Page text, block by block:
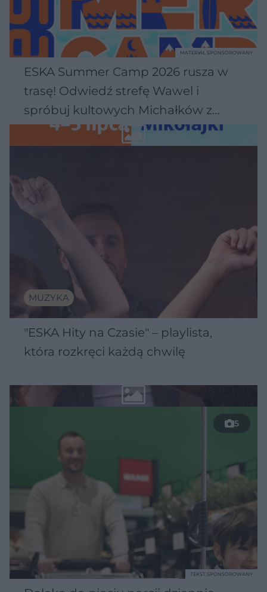
ESKA Summer Camp 2026 rusza w
trasę! Odwiedź strefę Wawel i
spróbuj kultowych Michałków z
Wawelu
MATERIAŁ SPONSOROWANY
MUZYKA
"ESKA Hity na Czasie" – playlista,
która rozkręci każdą chwilę
5
TEKST SPONSOROWANY